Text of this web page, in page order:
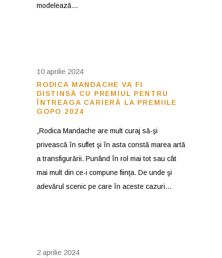
modelează
10 aprilie 2024
RODICA MANDACHE VA FI
DISTINSĂ CU PREMIUL PENTRU
ÎNTREAGA CARIERĂ LA PREMIILE
GOPO 2024
„Rodica Mandache are mult curaj să-şi
privească în suflet şi în asta constă marea artă
a transfigurării. Punând în rol mai tot sau cât
mai mult din ce-i compune fiinţa. De unde şi
adevărul scenic pe care în aceste cazuri
2 aprilie 2024